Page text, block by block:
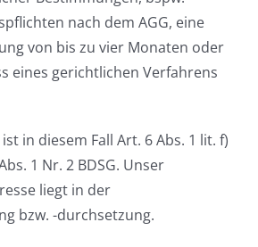
nach dem AGG, eine
von bis zu vier Monaten oder
eines gerichtlichen Verfahrens
in diesem Fall Art. 6 Abs. 1 lit. f)
1 Nr. 2 BDSG. Unser
liegt in der
bzw. -durchsetzung.